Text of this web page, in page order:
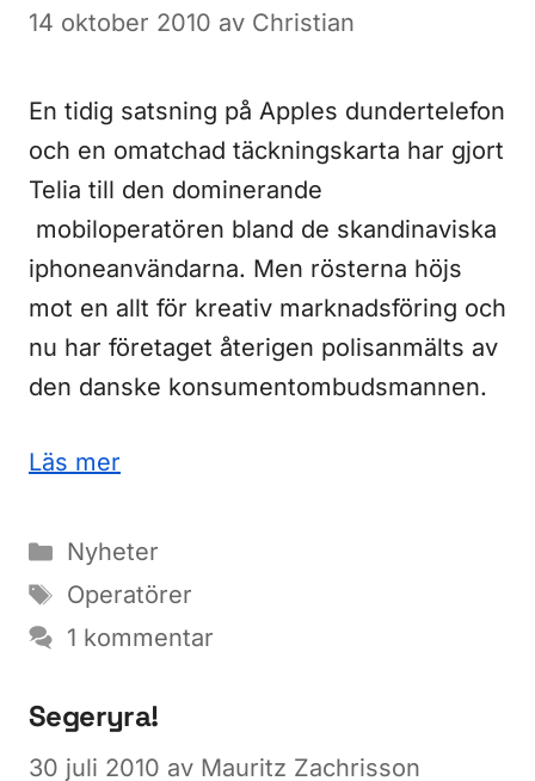
14 oktober 2010 av Christian
En tidig satsning på Apples dundertelefon
och en omatchad täckningskarta har gjort
Telia till den dominerande
mobiloperatören bland de skandinaviska
iphoneanvändarna. Men rösterna höjs
mot en allt för kreativ marknadsföring och
nu har företaget återigen polisanmälts av
den danske konsumentombudsmannen.
Läs mer
Kategorier
Nyheter
Etiketter
Operatörer
1 kommentar
Segeryra!
30 juli 2010 av Mauritz Zachrisson